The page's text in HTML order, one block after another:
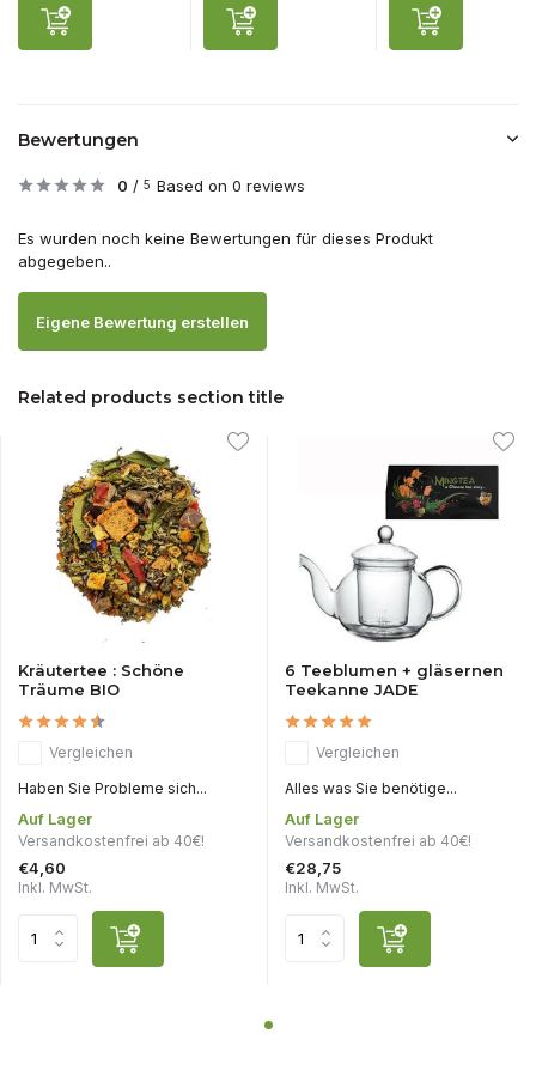
Bewertungen
0 / 5 Based on 0 reviews
Es wurden noch keine Bewertungen für dieses Produkt
abgegeben..
Eigene Bewertung erstellen
Related products section title
Kräutertee : Schöne
Träume BIO
Vergleichen
Haben Sie Probleme sich...
Auf Lager
Versandkostenfrei ab 40€!
€4,60
Inkl. MwSt.
6 Teeblumen + gläsernen
Teekanne JADE
Vergleichen
Alles was Sie benötige...
Auf Lager
Versandkostenfrei ab 40€!
€28,75
Inkl. MwSt.